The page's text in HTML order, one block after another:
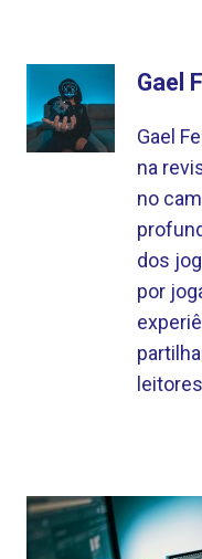
Gael
Gael
na
no
dos
por